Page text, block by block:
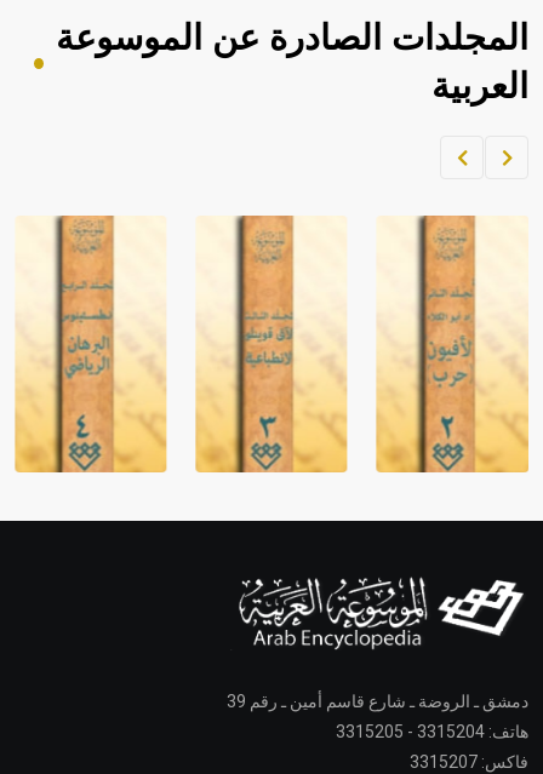
المجلدات الصادرة عن الموسوعة
العربية
دمشق ـ الروضة ـ شارع قاسم أمين ـ رقم 39
هاتف: 3315204 - 3315205
فاكس: 3315207